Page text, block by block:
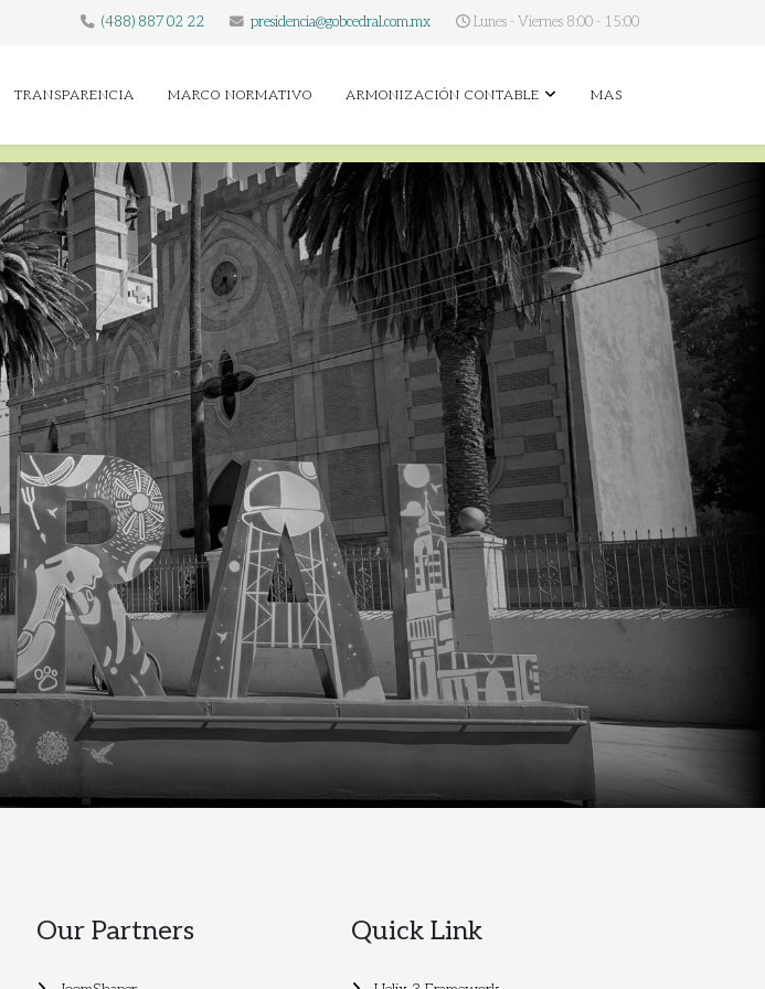
(488) 887 02 22 presidencia@gobcedral.com.mx Lunes - Viernes 8:00 - 15:00
TRANSPARENCIA MARCO NORMATIVO ARMONIZACIÓN CONTABLE MAS
Our Partners Quick Link